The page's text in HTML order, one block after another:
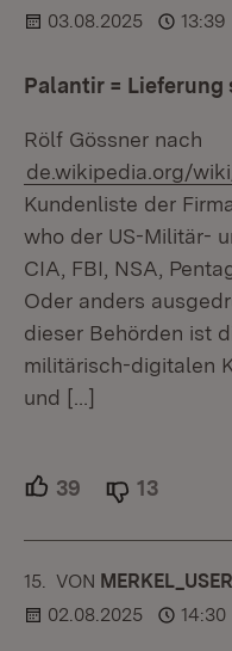
03.08.2025
13:39
Palantir = Lieferung
Rölf Gössner nach
de.wikipedia.org/
Kundenliste der
who der US-Militär-
CIA, FBI, NSA,
Oder anders
dieser Behörden ist
militärisch-digitalen
und […]
39 Unterstützer.
13
15. KOMMENTAR
VON :MERKEL_USER
02.08.2025
14:30